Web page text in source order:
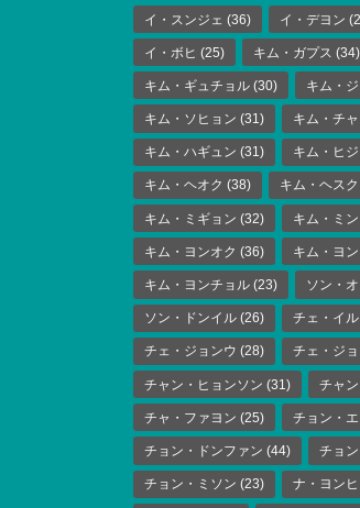
イ・スンジェ (36) イ・デヨン
イ・ボヒ (25) キム・ガプス (34)
キム・ギュチョル (30) キム・
キム・ソヒョン (31) キム・チ
キム・ハギュン (31) キム・ヒ
キム・ヘオク (38) キム・ヘスク
キム・ミギョン (32) キム・ミ
キム・ヨンオク (36) キム・ヨ
キム・ヨンチョル (23) ソン・
ソン・ドンイル (26) チェ・イ
チェ・ジョンウ (28) チェ・ジ
チャン・ヒョンソン (31) チャ
チャ・ファヨン (25) チョン・エ
チョン・ドンファン (44) チョ
チョン・ミソン (23) ナ・ヨンヒ